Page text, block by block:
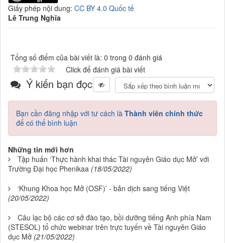
Giấy phép nội dung: CC BY 4.0 Quốc tế
Lê Trung Nghĩa
Tổng số điểm của bài viết là: 0 trong 0 đánh giá
Click để đánh giá bài viết
Ý kiến bạn đọc
Bạn cần đăng nhập với tư cách là Thành viên chính thức
để có thể bình luận
Những tin mới hơn
Tập huấn ‘Thực hành khai thác Tài nguyên Giáo dục Mở’ với
Trường Đại học Phenikaa (18/05/2022)
‘Khung Khoa học Mở (OSF)’ - bản dịch sang tiếng Việt
(20/05/2022)
Câu lạc bộ các cơ sở đào tạo, bồi dưỡng tiếng Anh phía Nam
(STESOL) tổ chức webinar trên trực tuyến về Tài nguyên Giáo
dục Mở (21/05/2022)